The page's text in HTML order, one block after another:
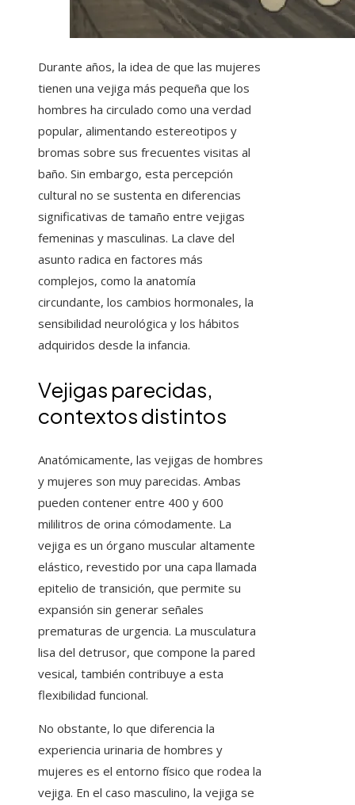
Durante años, la idea de que las mujeres
tienen una vejiga más pequeña que los
hombres ha circulado como una verdad
popular, alimentando estereotipos y
bromas sobre sus frecuentes visitas al
baño. Sin embargo, esta percepción
cultural no se sustenta en diferencias
significativas de tamaño entre vejigas
femeninas y masculinas. La clave del
asunto radica en factores más
complejos, como la anatomía
circundante, los cambios hormonales, la
sensibilidad neurológica y los hábitos
adquiridos desde la infancia.
Vejigas parecidas,
contextos distintos
Anatómicamente, las vejigas de hombres
y mujeres son muy parecidas. Ambas
pueden contener entre 400 y 600
mililitros de orina cómodamente. La
vejiga es un órgano muscular altamente
elástico, revestido por una capa llamada
epitelio de transición, que permite su
expansión sin generar señales
prematuras de urgencia. La musculatura
lisa del detrusor, que compone la pared
vesical, también contribuye a esta
flexibilidad funcional.
No obstante, lo que diferencia la
experiencia urinaria de hombres y
mujeres es el entorno físico que rodea la
vejiga. En el caso masculino, la vejiga se